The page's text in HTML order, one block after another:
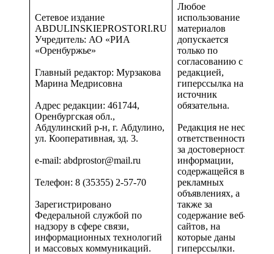
Сетевое издание
ABDULINSKIEPROSTORI.RU
Учредитель: АО «РИА
«Оренбуржье»
Главный редактор: Мурзакова
Марина Медрисовна
Адрес редакции: 461744,
Оренбургская обл.,
Абдулинский р-н, г. Абдулино,
ул. Кооперативная, зд. 3.
e-mail: abdprostor@mail.ru
Телефон: 8 (35355) 2-57-70
Зарегистрировано
Федеральной службой по
надзору в сфере связи,
информационных технологий
и массовых коммуникаций.
Любое
использование
материалов
допускается
только по
согласованию с
редакцией,
гиперссылка на
источник
обязательна.
Редакция не несет
ответственности
за достоверность
информации,
содержащейся в
рекламных
объявлениях, а
также за
содержание веб-
сайтов, на
которые даны
гиперссылки.